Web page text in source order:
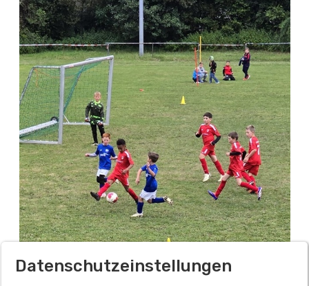
Datenschutzeinstellungen